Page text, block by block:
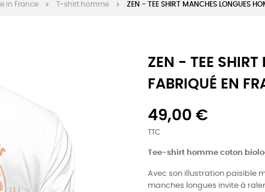
in France T-shirt homme ZEN - TEE SHIRT MANCHES LONGUES
ZEN - TEE
FABRIQUÉ EN
49,00 €
TTC
Tee-shirt homme coton
Avec son illustration paisible
manches longues invite à